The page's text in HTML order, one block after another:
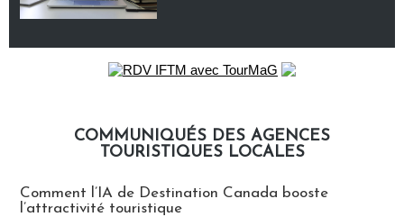
COMMUNIQUÉS DES AGENCES
TOURISTIQUES LOCALES
Comment l’IA de Destination Canada booste
l’attractivité touristique